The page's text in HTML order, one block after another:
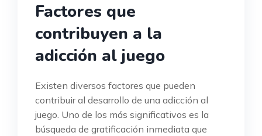
Factores que
contribuyen a la
adicción al juego
Existen diversos factores que pueden
contribuir al desarrollo de una adicción al
juego. Uno de los más significativos es la
búsqueda de gratificación inmediata que